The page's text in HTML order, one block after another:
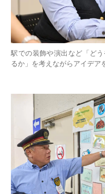
駅での装飾や演出など「ど
るか」を考えながらアイデア